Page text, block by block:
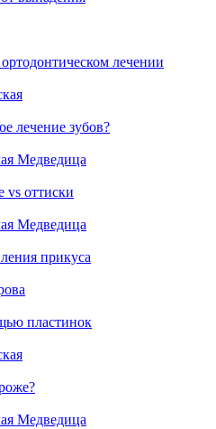
лечении
лечение зубов?
Медведица
vs оттиски
Медведица
прикуса
пластинок
Медведица